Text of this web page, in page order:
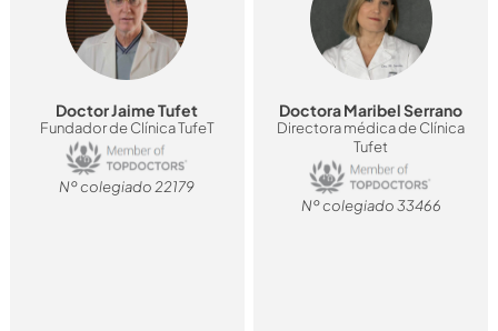
Doctor Jaime Tufet
Fundador de Clínica TufeT
Nº colegiado 22179
Doctora Maribel Serrano
Directora médica de Clínica
Tufet
Nº colegiado 33466